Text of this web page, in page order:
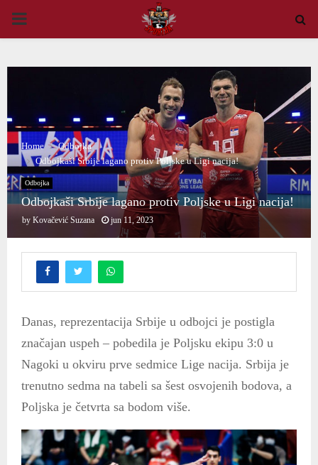
PRIMARY
Home
Odbojka
Odbojkaši Srbije lagano protiv Poljske u Ligi nacija!
Odbojka
Odbojkaši Srbije lagano protiv Poljske u Ligi nacija!
by Kovačević Suzana jun 11, 2023
Danas, reprezentacija Srbije u odbojci je postigla
značajan uspeh – pobedila je Poljsku ekipu 3:0 u
Nagoki u okviru prve sedmice Lige nacija. Srbija je
trenutno sedma na tabeli sa šest osvojenih bodova, a
Poljska je četvrta sa bodom više.